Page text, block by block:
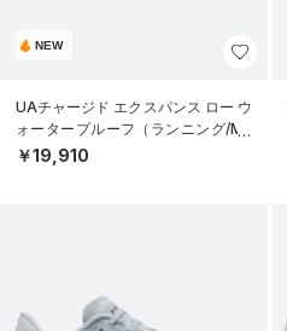
NEW
UAチャージド エクスパンス ロー ウ
ォータープルーフ（ランニング/ME
N）
￥19,910